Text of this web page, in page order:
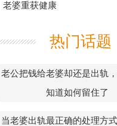
老婆重获健康
热门话题
老公把钱给老婆却还是出轨
知道如何留住了
当老婆出轨最正确的处理方